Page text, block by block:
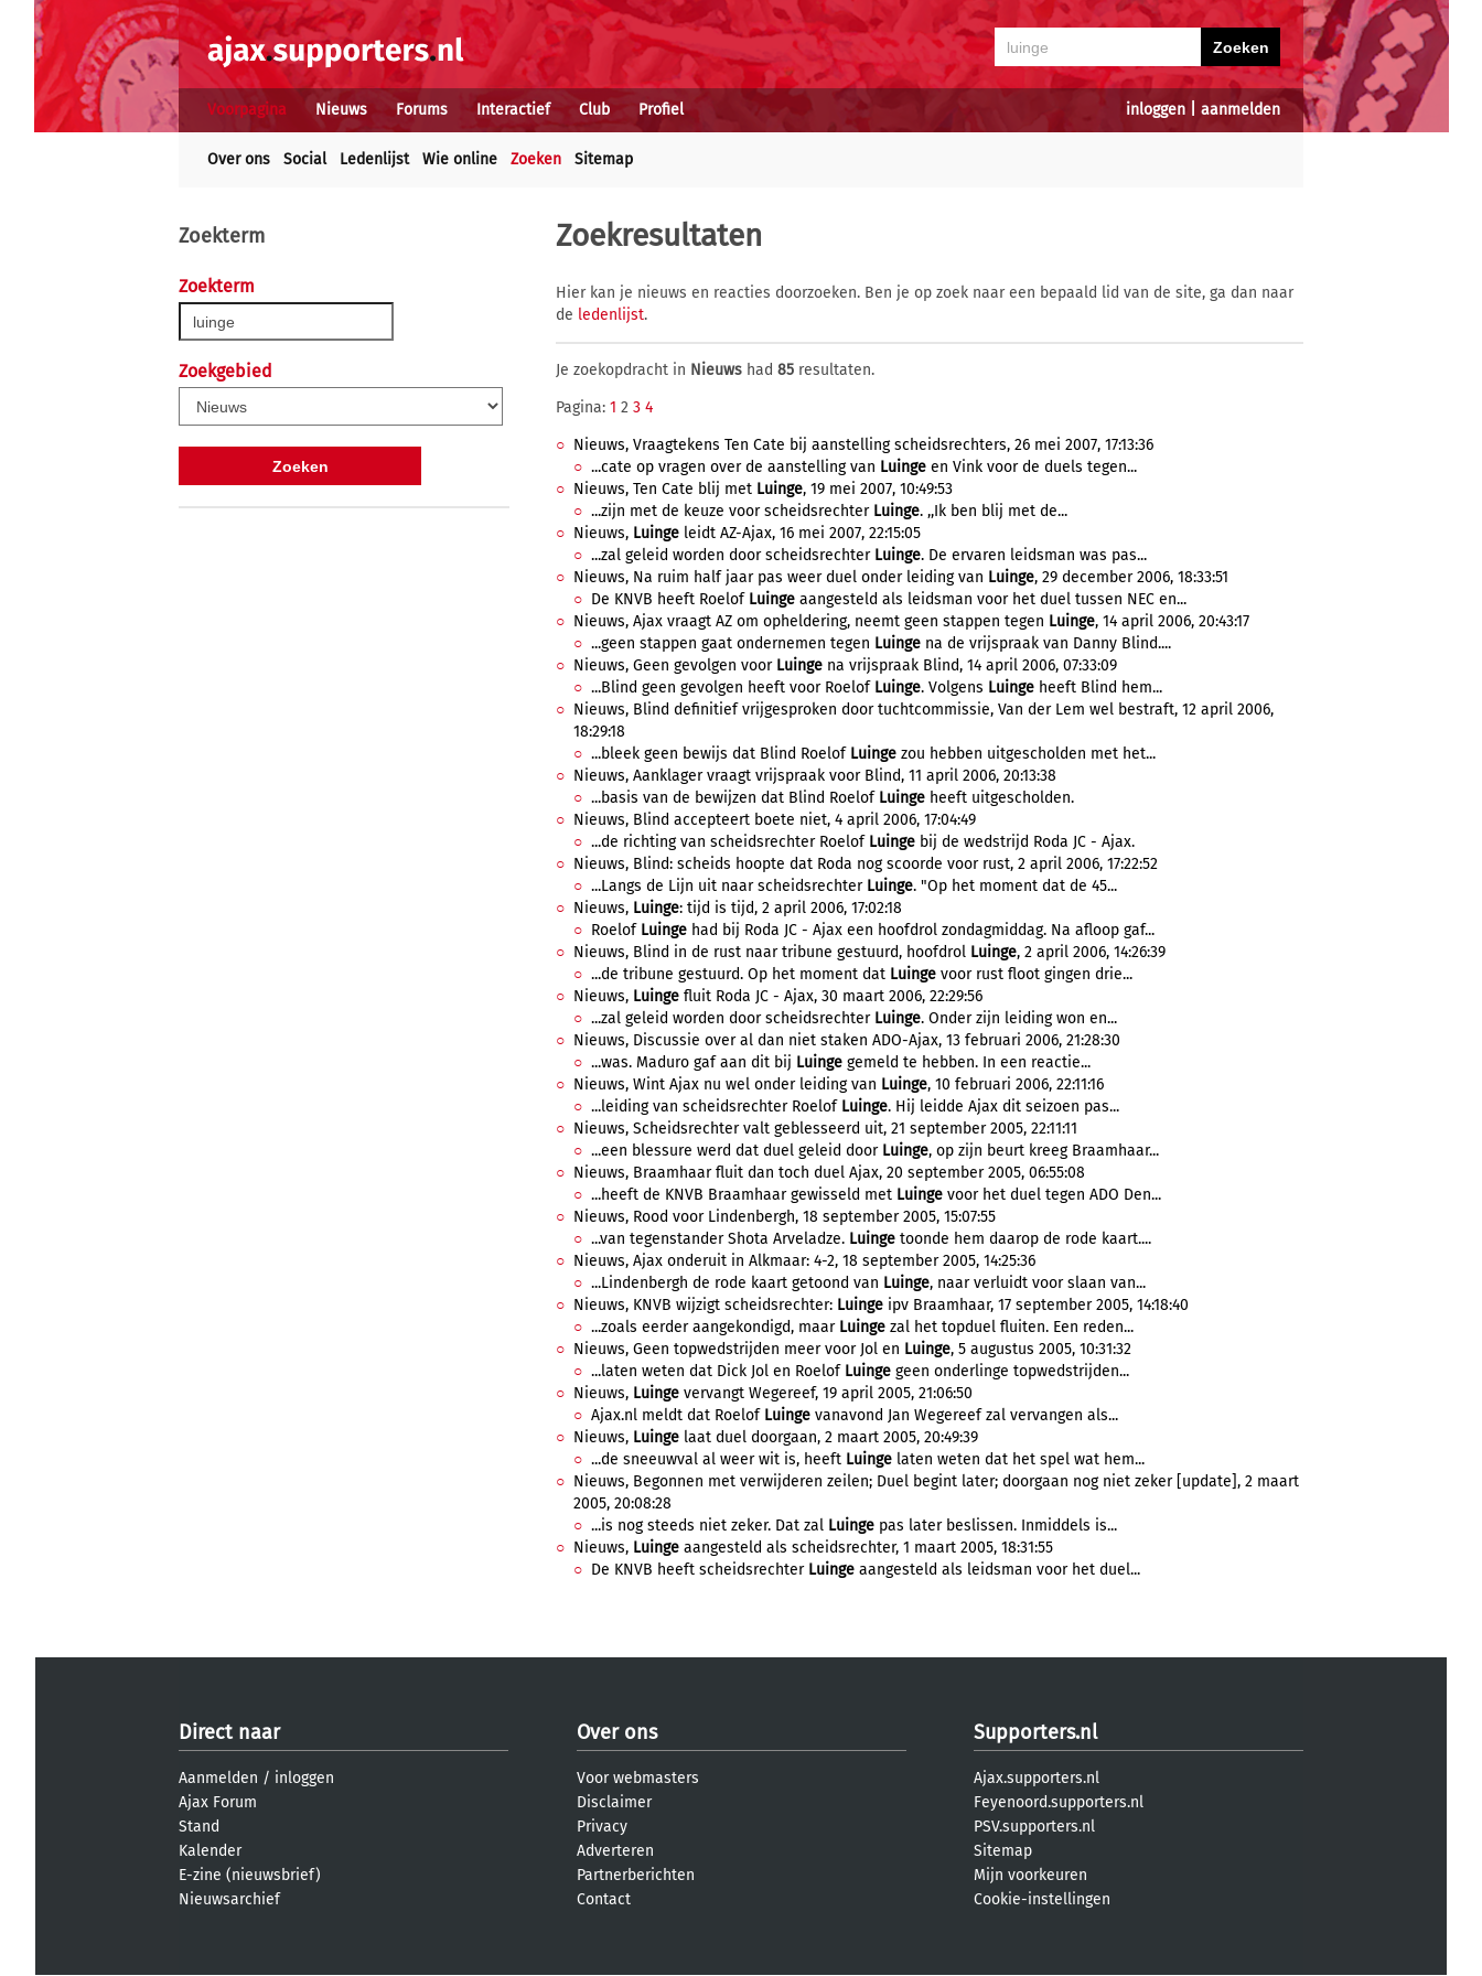
inloggen aanmelden
Voorpagina Nieuws Forums Interactief Club Profiel
Over ons Social Ledenlijst Wie online Zoeken Sitemap
Zoekterm
Zoekterm
Zoekgebied
Zoekresultaten
Hier kan je nieuws en reacties doorzoeken. Ben je op zoek naar een bepaald lid van de site, ga dan naar
de ledenlijst.
Je zoekopdracht in Nieuws had 85 resultaten.
Pagina: 1 2 3 4
Nieuws, Vraagtekens Ten Cate bij aanstelling scheidsrechters, 26 mei 2007, 17:13:36
...cate op vragen over de aanstelling van Luinge en Vink voor de duels tegen...
Nieuws, Ten Cate blij met Luinge, 19 mei 2007, 10:49:53
...zijn met de keuze voor scheidsrechter Luinge. ,,Ik ben blij met de...
Nieuws, Luinge leidt AZ-Ajax, 16 mei 2007, 22:15:05
...zal geleid worden door scheidsrechter Luinge. De ervaren leidsman was pas...
Nieuws, Na ruim half jaar pas weer duel onder leiding van Luinge, 29 december 2006, 18:33:51
De KNVB heeft Roelof Luinge aangesteld als leidsman voor het duel tussen NEC en...
Nieuws, Ajax vraagt AZ om opheldering, neemt geen stappen tegen Luinge, 14 april 2006, 20:43:17
...geen stappen gaat ondernemen tegen Luinge na de vrijspraak van Danny Blind....
Nieuws, Geen gevolgen voor Luinge na vrijspraak Blind, 14 april 2006, 07:33:09
...Blind geen gevolgen heeft voor Roelof Luinge. Volgens Luinge heeft Blind hem...
Nieuws, Blind definitief vrijgesproken door tuchtcommissie, Van der Lem wel bestraft, 12 april 2006,
18:29:18
...bleek geen bewijs dat Blind Roelof Luinge zou hebben uitgescholden met het...
Nieuws, Aanklager vraagt vrijspraak voor Blind, 11 april 2006, 20:13:38
...basis van de bewijzen dat Blind Roelof Luinge heeft uitgescholden.
Nieuws, Blind accepteert boete niet, 4 april 2006, 17:04:49
...de richting van scheidsrechter Roelof Luinge bij de wedstrijd Roda JC - Ajax.
Nieuws, Blind: scheids hoopte dat Roda nog scoorde voor rust, 2 april 2006, 17:22:52
...Langs de Lijn uit naar scheidsrechter Luinge. "Op het moment dat de 45...
Nieuws, Luinge: tijd is tijd, 2 april 2006, 17:02:18
Roelof Luinge had bij Roda JC - Ajax een hoofdrol zondagmiddag. Na afloop gaf...
Nieuws, Blind in de rust naar tribune gestuurd, hoofdrol Luinge, 2 april 2006, 14:26:39
...de tribune gestuurd. Op het moment dat Luinge voor rust floot gingen drie...
Nieuws, Luinge fluit Roda JC - Ajax, 30 maart 2006, 22:29:56
...zal geleid worden door scheidsrechter Luinge. Onder zijn leiding won en...
Nieuws, Discussie over al dan niet staken ADO-Ajax, 13 februari 2006, 21:28:30
...was. Maduro gaf aan dit bij Luinge gemeld te hebben. In een reactie...
Nieuws, Wint Ajax nu wel onder leiding van Luinge, 10 februari 2006, 22:11:16
...leiding van scheidsrechter Roelof Luinge. Hij leidde Ajax dit seizoen pas...
Nieuws, Scheidsrechter valt geblesseerd uit, 21 september 2005, 22:11:11
...een blessure werd dat duel geleid door Luinge, op zijn beurt kreeg Braamhaar...
Nieuws, Braamhaar fluit dan toch duel Ajax, 20 september 2005, 06:55:08
...heeft de KNVB Braamhaar gewisseld met Luinge voor het duel tegen ADO Den...
Nieuws, Rood voor Lindenbergh, 18 september 2005, 15:07:55
...van tegenstander Shota Arveladze. Luinge toonde hem daarop de rode kaart....
Nieuws, Ajax onderuit in Alkmaar: 4-2, 18 september 2005, 14:25:36
...Lindenbergh de rode kaart getoond van Luinge, naar verluidt voor slaan van...
Nieuws, KNVB wijzigt scheidsrechter: Luinge ipv Braamhaar, 17 september 2005, 14:18:40
...zoals eerder aangekondigd, maar Luinge zal het topduel fluiten. Een reden...
Nieuws, Geen topwedstrijden meer voor Jol en Luinge, 5 augustus 2005, 10:31:32
...laten weten dat Dick Jol en Roelof Luinge geen onderlinge topwedstrijden...
Nieuws, Luinge vervangt Wegereef, 19 april 2005, 21:06:50
Ajax.nl meldt dat Roelof Luinge vanavond Jan Wegereef zal vervangen als...
Nieuws, Luinge laat duel doorgaan, 2 maart 2005, 20:49:39
...de sneeuwval al weer wit is, heeft Luinge laten weten dat het spel wat hem...
Nieuws, Begonnen met verwijderen zeilen; Duel begint later; doorgaan nog niet zeker [update], 2 maart
2005, 20:08:28
...is nog steeds niet zeker. Dat zal Luinge pas later beslissen. Inmiddels is...
Nieuws, Luinge aangesteld als scheidsrechter, 1 maart 2005, 18:31:55
De KNVB heeft scheidsrechter Luinge aangesteld als leidsman voor het duel...
Direct naar
Aanmelden / inloggen
Ajax Forum
Stand
Kalender
E-zine (nieuwsbrief)
Nieuwsarchief
Over ons
Voor webmasters
Disclaimer
Privacy
Adverteren
Partnerberichten
Contact
Supporters.nl
Ajax.supporters.nl
Feyenoord.supporters.nl
PSV.supporters.nl
Sitemap
Mijn voorkeuren
Cookie-instellingen